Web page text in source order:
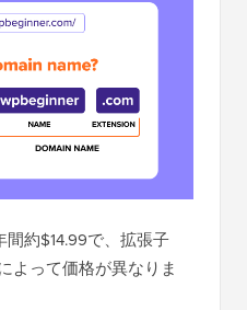
間約$14.99で、拡張子
よって価格が異なりま